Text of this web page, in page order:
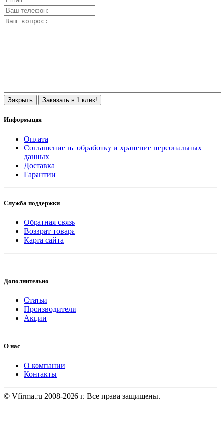
Закрыть Заказать в 1 клик!
Информация
Оплата
Соглашение на обработку и хранение персональных
данных
Доставка
Гарантии
Служба поддержки
Обратная связь
Возврат товара
Карта сайта
Дополнительно
Статьи
Производители
Акции
О нас
О компании
Контакты
© Vfirma.ru 2008-2026 г. Все права защищены.